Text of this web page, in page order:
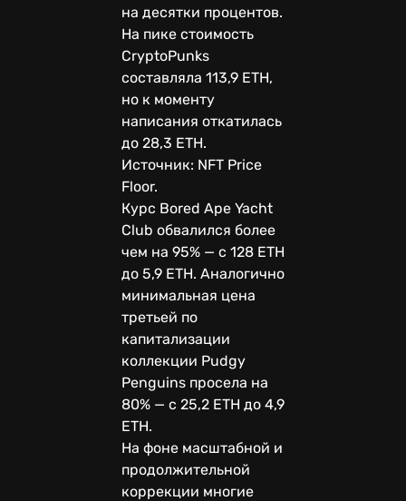
на десятки процентов.
На пике стоимость
CryptoPunks
составляла 113,9 ETH,
но к моменту
написания откатилась
до 28,3 ETH.
Источник: NFT Price
Floor.
Курс Bored Ape Yacht
Club обвалился более
чем на 95% — с 128 ETH
до 5,9 ETH. Аналогично
минимальная цена
третьей по
капитализации
коллекции Pudgy
Penguins просела на
80% — с 25,2 ETH до 4,9
ETH.
На фоне масштабной и
продолжительной
коррекции многие